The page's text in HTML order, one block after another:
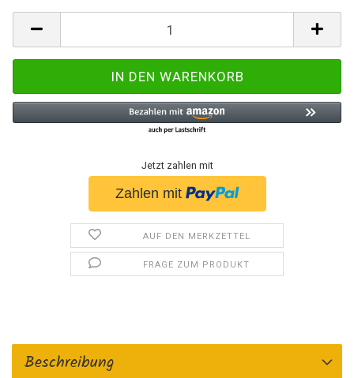
Jetzt zahlen mit
AUF DEN MERKZETTEL
FRAGE ZUM PRODUKT
Beschreibung